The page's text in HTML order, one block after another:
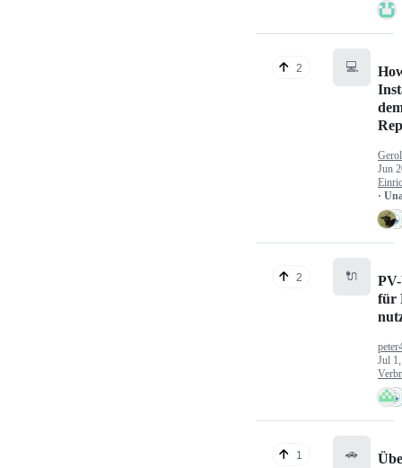
2 💻
Jun
·
2 🔌
für
Jul
1 🚗